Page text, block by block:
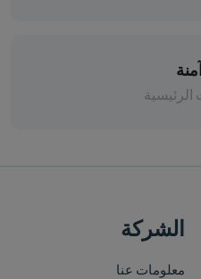
الرئيسية
الشركة
معلومات عنا